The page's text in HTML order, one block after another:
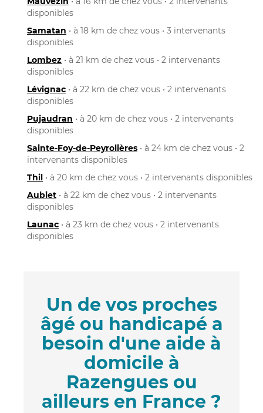
disponibles
Samatan • à 18 km de chez vous • 3 intervenants
disponibles
Lombez • à 21 km de chez vous • 2 intervenants
disponibles
Lévignac • à 22 km de chez vous • 2 intervenants
disponibles
Pujaudran • à 20 km de chez vous • 2 intervenants
disponibles
Sainte-Foy-de-Peyrolières • à 24 km de chez vous • 2
intervenants disponibles
Thil • à 20 km de chez vous • 2 intervenants disponibles
Aubiet • à 22 km de chez vous • 2 intervenants
disponibles
Launac • à 23 km de chez vous • 2 intervenants
disponibles
Un de vos proches
âgé ou handicapé a
besoin d'une aide à
domicile à
Razengues ou
ailleurs en France ?